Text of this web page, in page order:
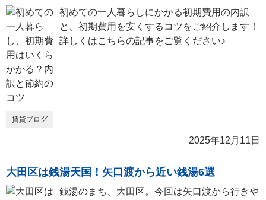
初めての一人暮らしにかかる初期費用の内訳
と、初期費用を安くするコツをご紹介します！
詳しくはこちらの記事をご覧ください♪
賃貸ブログ
2025年12月11日
大田区は銭湯天国！矢口渡から近い銭湯6選
銭湯のまち、大田区。今回は矢口渡から行きや